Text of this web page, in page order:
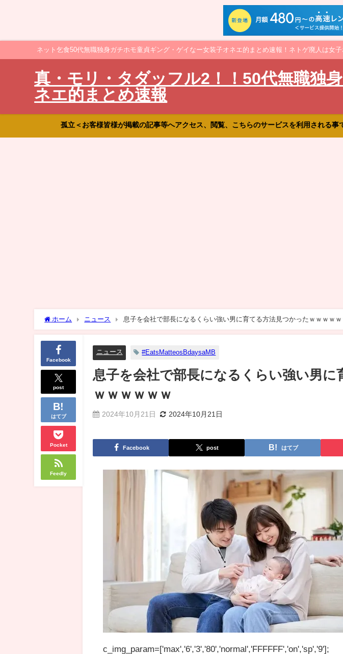
ネット乞食50代無職独身ガチホモ童貞ギング・ゲイなー女装子オネエ的まとめ速報！ネトゲ廃人は女
真・モリ・タダッフル2！！50代無職独
ネエ的まとめ速報
孤立＜お客様皆様が掲載の記事等へアクセス、閲覧、こちらのサービスを利用される
ホーム ニュース 息子を会社で部長になるくらい強い男に育てる方法見つかったｗｗｗｗｗ
Facebook
post
はてブ
Pocket
Feedly
ニュース #EatsMatteosBdaysaMB
息子を会社で部長になるくらい強い男に
ｗｗｗｗｗｗ
2024年10月21日 2024年10月21日
Facebook post はてブ
c_img_param=['max','6','3','80','normal','FFFFFF','on','sp','9'];